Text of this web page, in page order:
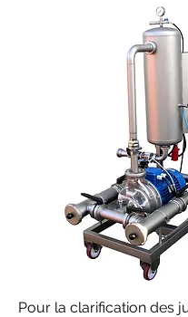
Pour la clarification des